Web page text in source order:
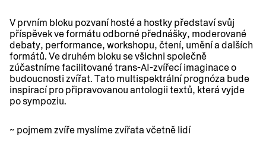
V prvním bloku pozvaní hosté a hostky představí svůj
příspěvek ve formátu odborné přednášky, moderované
debaty, performance, workshopu, čtení, umění a dalších
formátů. Ve druhém bloku se všichni společně
zúčastníme facilitované trans-AI-zvířecí imaginace o
budoucnosti zvířat. Tato multispektrální prognóza bude
inspirací pro připravovanou antologii textů, která vyjde
po sympoziu.
~ pojmem zvíře myslíme zvířata včetně lidí